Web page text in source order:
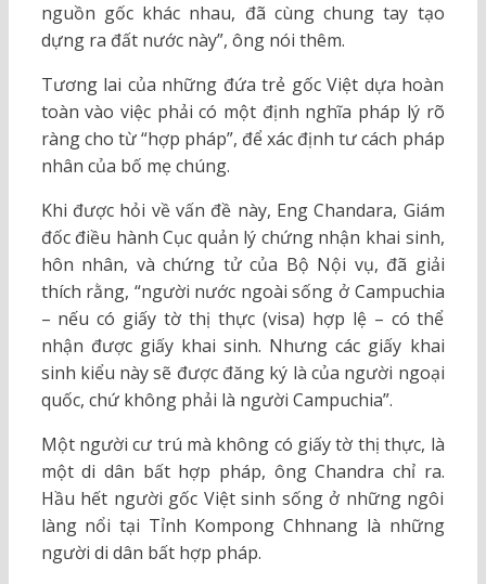
nguồn gốc khác nhau, đã cùng chung tay tạo
dựng ra đất nước này”, ông nói thêm.
Tương lai của những đứa trẻ gốc Việt dựa hoàn
toàn vào việc phải có một định nghĩa pháp lý rõ
ràng cho từ “hợp pháp”, để xác định tư cách pháp
nhân của bố mẹ chúng.
Khi được hỏi về vấn đề này, Eng Chandara, Giám
đốc điều hành Cục quản lý chứng nhận khai sinh,
hôn nhân, và chứng tử của Bộ Nội vụ, đã giải
thích rằng, “người nước ngoài sống ở Campuchia
– nếu có giấy tờ thị thực (visa) hợp lệ – có thể
nhận được giấy khai sinh. Nhưng các giấy khai
sinh kiểu này sẽ được đăng ký là của người ngoại
quốc, chứ không phải là người Campuchia”.
Một người cư trú mà không có giấy tờ thị thực, là
một di dân bất hợp pháp, ông Chandra chỉ ra.
Hầu hết người gốc Việt sinh sống ở những ngôi
làng nổi tại Tỉnh Kompong Chhnang là những
người di dân bất hợp pháp.